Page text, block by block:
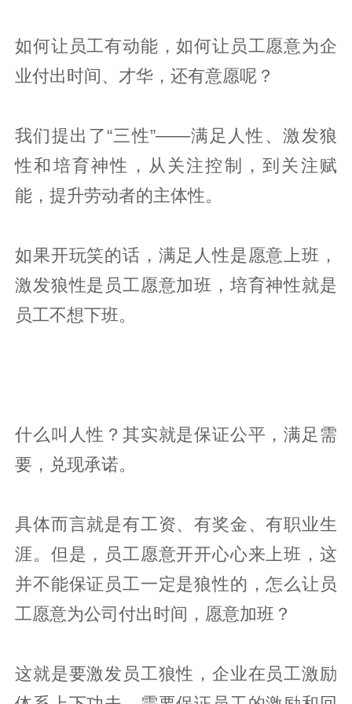
如何让员工有动能，如何让员工愿意为企
业付出时间、才华，还有意愿呢？
我们提出了“三性”——满足人性、激发狼
性和培育神性，从关注控制，到关注赋
能，提升劳动者的主体性。
如果开玩笑的话，满足人性是愿意上班，
激发狼性是员工愿意加班，培育神性就是
员工不想下班。
什么叫人性？其实就是保证公平，满足需
要，兑现承诺。
具体而言就是有工资、有奖金、有职业生
涯。但是，员工愿意开开心心来上班，这
并不能保证员工一定是狼性的，怎么让员
工愿意为公司付出时间，愿意加班？
这就是要激发员工狼性，企业在员工激励